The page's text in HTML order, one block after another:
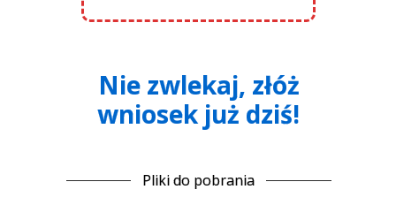
Nie zwlekaj, złóż
wniosek już dziś!
Pliki do pobrania